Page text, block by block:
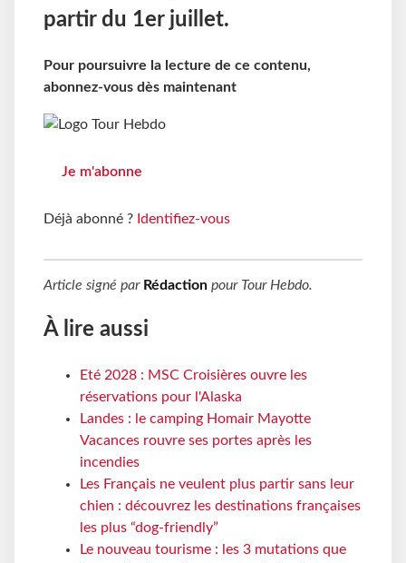
partir du 1er juillet.
Pour poursuivre la lecture de ce contenu,
abonnez-vous dès maintenant
Je m'abonne
Déjà abonné ? Identifiez-vous
Article signé par Rédaction pour Tour Hebdo.
À lire aussi
Eté 2028 : MSC Croisières ouvre les
réservations pour l'Alaska
Landes : le camping Homair Mayotte
Vacances rouvre ses portes après les
incendies
Les Français ne veulent plus partir sans leur
chien : découvrez les destinations françaises
les plus “dog-friendly”
Le nouveau tourisme : les 3 mutations que